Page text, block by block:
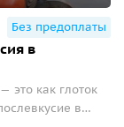
Без предоплаты
в
это как глоток
в